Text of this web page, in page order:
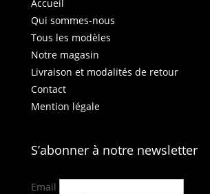
Accueil
Qui sommes-nous
Tous les modèles
Notre magasin
Livraison et modalités de retour
Contact
Mention légale
S’abonner à notre newsletter
Email